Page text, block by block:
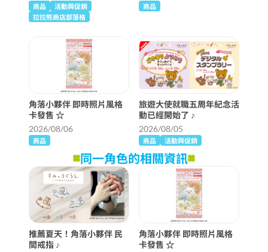
商品
活動與促銷
拉拉熊商店部落格
商品
角落小夥伴 即時照片風格
卡發售 ☆
2026/08/06
商品
旅遊大使就職五周年紀念活
動已經開始了 ♪
2026/08/05
商品 活動與促銷
同一角色的相關資訊
推薦夏天！角落小夥伴 民
間戒指 ♪
角落小夥伴 即時照片風格
卡發售 ☆